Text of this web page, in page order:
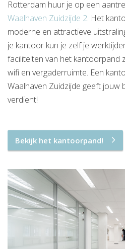
Rotterdam huur je op een
Waalhaven Zuidzijde 2. Het
moderne en attractieve
je kantoor kun je zelf je
faciliteiten van het kantoorpand
wifi en vergaderruimte. Een
Waalhaven Zuidzijde geeft jouw
verdient!
Bekijk het kantoorpand!